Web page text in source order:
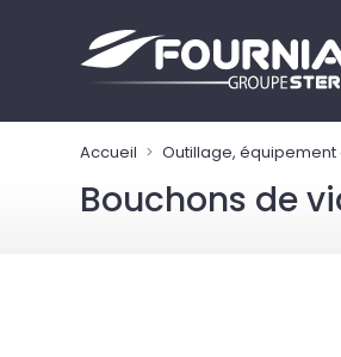
Accueil Outillage,
Bouchons de